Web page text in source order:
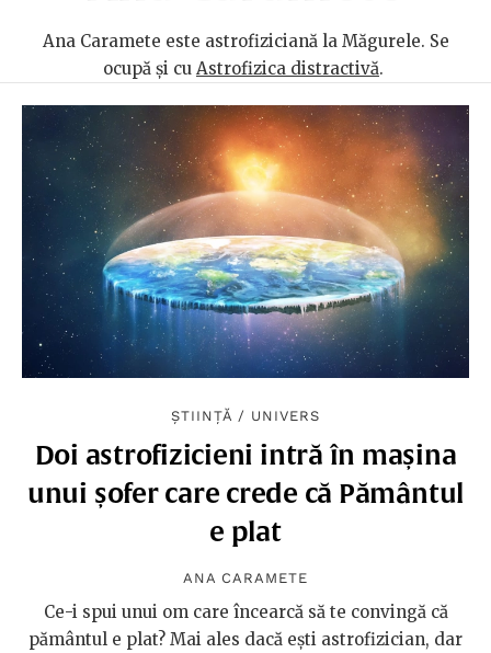
Ana Caramete este astrofiziciană la Măgurele. Se
ocupă și cu Astrofizica distractivă.
ȘTIINȚĂ / UNIVERS
Doi astrofizicieni intră în mașina
unui șofer care crede că Pământul
e plat
ANA CARAMETE
Ce-i spui unui om care încearcă să te convingă că
pământul e plat? Mai ales dacă ești astrofizician, dar